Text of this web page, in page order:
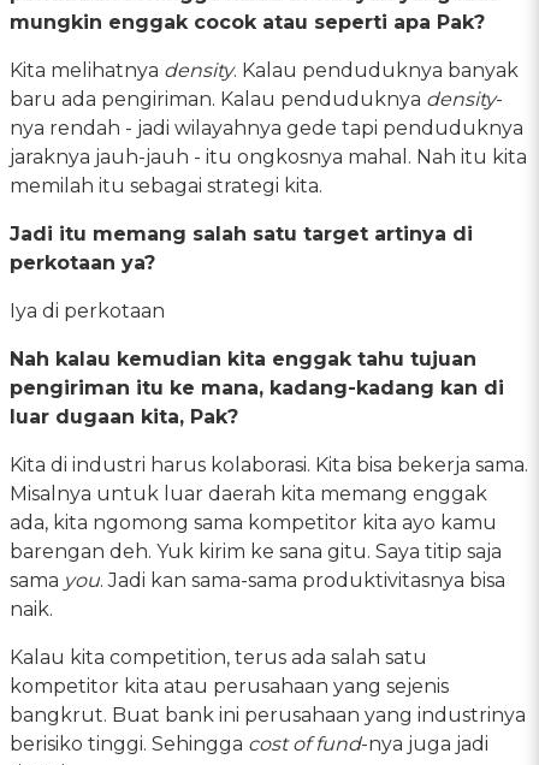
mungkin enggak cocok atau seperti apa Pak?
Kita melihatnya density. Kalau penduduknya banyak
baru ada pengiriman. Kalau penduduknya density-
nya rendah - jadi wilayahnya gede tapi penduduknya
jaraknya jauh-jauh - itu ongkosnya mahal. Nah itu kita
memilah itu sebagai strategi kita.
Jadi itu memang salah satu target artinya di
perkotaan ya?
Iya di perkotaan
Nah kalau kemudian kita enggak tahu tujuan
pengiriman itu ke mana, kadang-kadang kan di
luar dugaan kita, Pak?
Kita di industri harus kolaborasi. Kita bisa bekerja sama.
Misalnya untuk luar daerah kita memang enggak
ada, kita ngomong sama kompetitor kita ayo kamu
barengan deh. Yuk kirim ke sana gitu. Saya titip saja
sama you. Jadi kan sama-sama produktivitasnya bisa
naik.
Kalau kita competition, terus ada salah satu
kompetitor kita atau perusahaan yang sejenis
bangkrut. Buat bank ini perusahaan yang industrinya
berisiko tinggi. Sehingga cost of fund-nya juga jadi